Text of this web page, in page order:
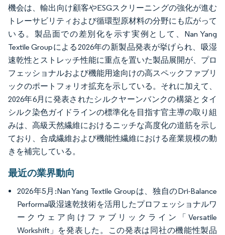
機会は、輸出向け顧客やESGスクリーニングの強化が進む
トレーサビリティおよび循環型原材料の分野にも広がって
いる。製品面での差別化を示す実例として、Nan Yang
Textile Groupによる2026年の新製品発表が挙げられ、吸湿
速乾性とストレッチ性能に重点を置いた製品展開が、プロ
フェッショナルおよび機能用途向けの高スペックファブリ
ックのポートフォリオ拡充を示している。それに加えて、
2026年6月に発表されたシルクヤーンバンクの構築とタイ
シルク染色ガイドラインの標準化を目指す官主導の取り組
みは、高級天然繊維におけるニッチな高度化の道筋を示し
ており、合成繊維および機能性繊維における産業規模の動
きを補完している。
最近の業界動向
2026年5月:Nan Yang Textile Groupは、独自のDri-Balance
Performa吸湿速乾技術を活用したプロフェッショナルワ
ークウェア向けファブリックライン「Versatile
Workshift」を発表した。この発表は同社の機能性製品